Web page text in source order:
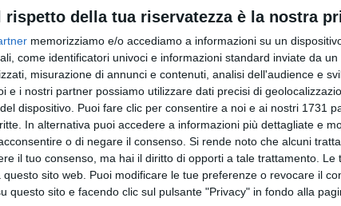
rispetto della tua riservatezza è la nostra
memorizziamo e/o accediamo a informazioni su un
come identificatori univoci e informazioni standard inviate da
misurazione di annunci e contenuti, analisi dell'audience e
e i nostri partner possiamo utilizzare dati precisi di
dispositivo. Puoi fare clic per consentire a noi e ai nostri 1731
In alternativa puoi accedere a informazioni più dettagliate e
o di negare il consenso. Si rende noto che alcuni
il tuo consenso, ma hai il diritto di opporti a tale trattamento. Le
sito web. Puoi modificare le tue preferenze o revocare il
questo sito e facendo clic sul pulsante "Privacy" in fondo alla
di fattibilità, tutto nella speranza di riuscire ad
ad una intera comunità. Ma evidentemente non è
verso un'emergenza gravissima che pesa sullo
6 AGOSTO 2026
Movida e sicurezza a Bari,
proseguono i controlli
straordinari del territorio della